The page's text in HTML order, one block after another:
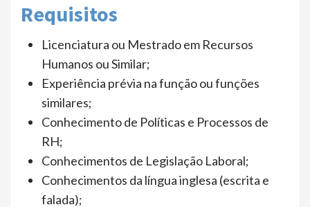
Requisitos
Licenciatura ou Mestrado em Recursos
Humanos ou Similar;
Experiência prévia na função ou funções
similares;
Conhecimento de Políticas e Processos de
RH;
Conhecimentos de Legislação Laboral;
Conhecimentos da língua inglesa (escrita e
falada);